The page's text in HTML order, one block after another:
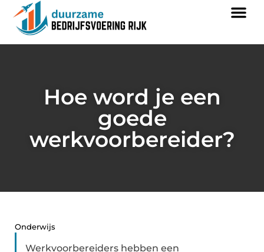
Hoe word je een
goede
werkvoorbereider?
Onderwijs
Werkvoorbereiders hebben een